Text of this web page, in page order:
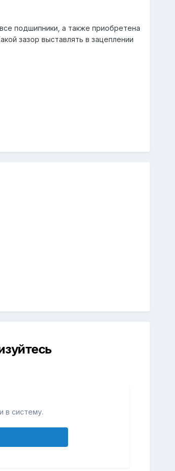
подшипники, а также приобретена
зазор выставлять в зацеплении
в систему.